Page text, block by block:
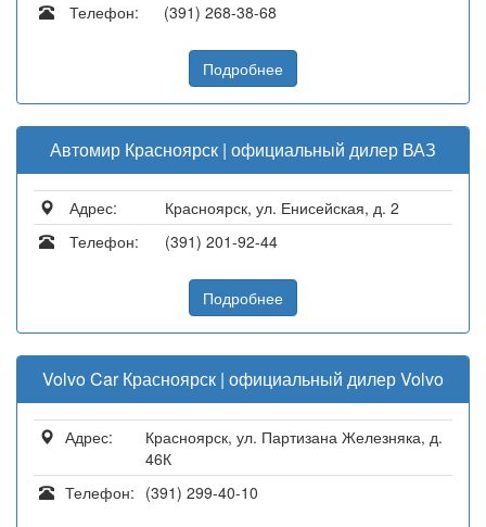
Телефон:
(391) 268-38-68
Подробнее
Автомир Красноярск | официальный дилер ВАЗ
Адрес:
Красноярск, ул. Енисейская, д. 2
Телефон:
(391) 201-92-44
Подробнее
Volvo Car Красноярск | официальный дилер Volvo
Адрес:
Красноярск, ул. Партизана Железняка, д.
46К
Телефон: (391) 299-40-10